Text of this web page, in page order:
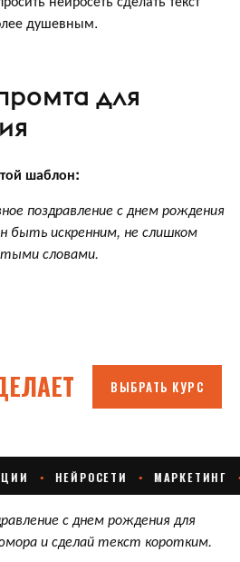
душевным.
для
шаблон:
поздравление с днем рождения
быть искренним, не слишком
словами.
с днем рождения для
и сделай текст коротким.